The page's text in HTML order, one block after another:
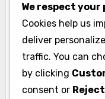
カーを使用するユ
供や同意取得が
ザーエクスペリエ
ユーザーエクスペ
広告が表示されな
We respect your
Cookies help us
deliver
traffic. You can
by clicking
consent or